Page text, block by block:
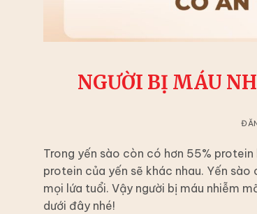
NGƯỜI BỊ MÁU
Trong yến sào còn có hơn 55%
protein của yến sẽ khác nhau. Yến
mọi lứa tuổi. Vậy người bị máu nhiễm
dưới đây nhé!